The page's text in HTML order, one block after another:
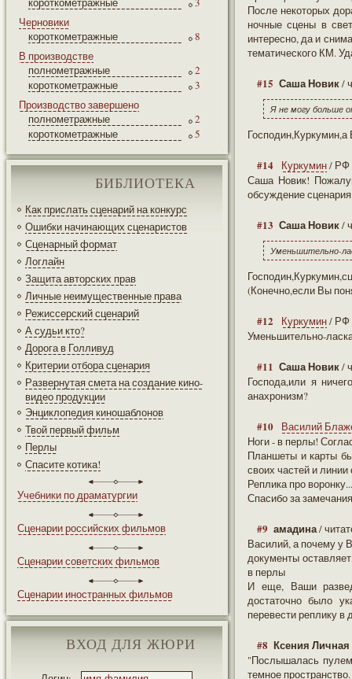
Черновики
короткометражные
8
В производстве
полнометражные
2
короткометражные
3
Производство завершено
полнометражные
2
короткометражные
5
БИБЛИОТЕКА
Как прислать сценарий на конкурс
Ошибки начинающих сценаристов
Сценарный формат
Логлайн
Защита авторских прав
Личные неимущественные права
Режиссерский сценарий
А судьи кто?
Дорога в Голливуд
Критерии отбора сценария
Развернутая смета на создание кино-
видео продукции
Энциклопедия киношаблонов
Твой первый фильм
Перлы
Спасите котика!
Учебники по драматургии
Сценарии российских фильмов
Сценарии советских фильмов
Сценарии иностранных фильмов
ВХОД ДЛЯ ЖЮРИ
После некоторых
ночные сцены в
интересно, да и
тематического КМ.
#15 Саша Новик/
Я не могу больше
#14 Куркумин/ РФ
Саша Новик!
обсуждение
#13 Саша Новик/
Уменьшительно-
(Конечно,если Вы
#12 Куркумин/ РФ
Уменьшительно-
#11 Саша Новик/
Господа,или я
анахронизм?
#10
Василий
Ноги - в перлы!
Планшеты и карты
своих частей и
Реплика про
Спасибо за
#9 амадина/
Василий, а почему у
документы
в перлы
И еще, Ваши
достаточно было
перевести реплику в
#8 Ксения Личная
"Послышалась
темное